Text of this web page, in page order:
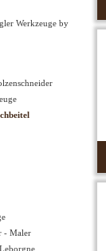
Werkzeuge by
- Maler